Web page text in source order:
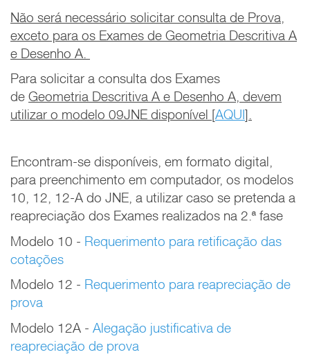
Não será necessário solicitar consulta de Prova,
exceto para os Exames de Geometria Descritiva A
e Desenho A.
Para solicitar a consulta dos Exames
de Geometria Descritiva A e Desenho A, devem
utilizar o modelo 09JNE disponível [AQUI].
Encontram-se disponíveis, em formato digital,
para preenchimento em computador, os modelos
10, 12, 12-A do JNE, a utilizar caso se pretenda a
reapreciação dos Exames realizados na 2.ª fase
Modelo 10 - Requerimento para retificação das
cotações
Modelo 12 - Requerimento para reapreciação de
prova
Modelo 12A - Alegação justificativa de
reapreciação de prova